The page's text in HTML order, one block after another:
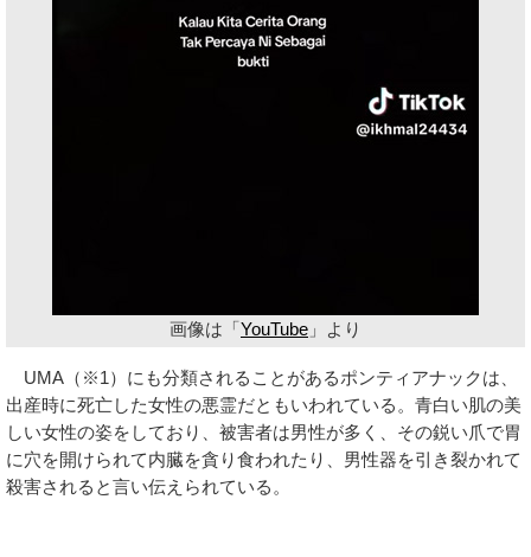
画像は「YouTube 」より
UMA（※1）にも分類されることがあるポンティアナックは、
出産時に死亡した女性の悪霊だともいわれている。青白い肌の美
しい女性の姿をしており、被害者は男性が多く、その鋭い爪で胃
に穴を開けられて内臓を貪り食われたり、男性器を引き裂かれて
殺害されると言い伝えられている。